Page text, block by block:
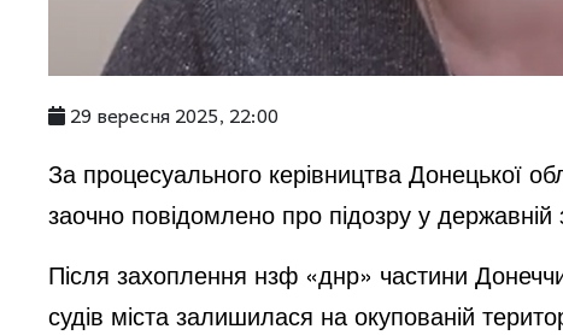
29 вересня 2025, 22:00
За процесуального керівництва Донецької
заочно повідомлено про підозру у
Після захоплення нзф «днр» частини
судів міста залишилася на окупованій